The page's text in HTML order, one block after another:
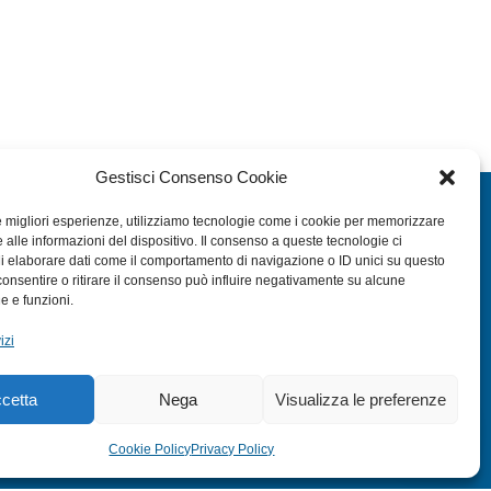
Gestisci Consenso Cookie
migliori esperienze, utilizziamo tecnologie come i cookie per memorizzare
alle informazioni del dispositivo. Il consenso a queste tecnologie ci
elaborare dati come il comportamento di navigazione o ID unici su questo
o ritirare il consenso può influire negativamente su alcune
e funzioni.
Nega Visualizza le preferenze
Cookie PolicyPrivacy Policy
HOME
SHOP
COOKIE POLICY (UE)
MODULO RESO